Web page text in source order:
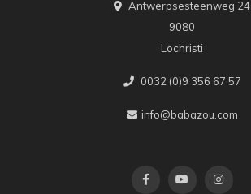
Antwerpsesteenweg 24
9080
Lochristi
0032 (0)9 356 67 57
info@babazou.com